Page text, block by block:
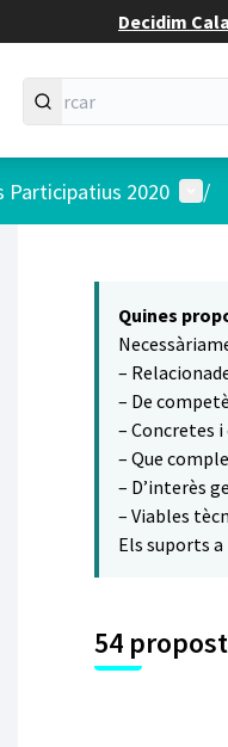
Decidim
Participatius 2020 /
Quines
–
– De
– Concretes
– Que
– D’interès
– Viables
Els suports
54